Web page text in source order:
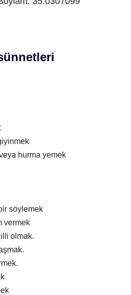
hurma yemek
söylemek
vermek
olmak.